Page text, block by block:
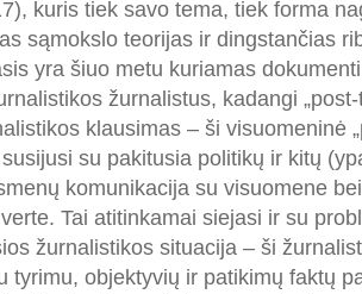
kuris tiek savo tema, tiek forma
sąmokslo teorijas ir dingstančias
yra šiuo metu kuriamas
žurnalistus, kadangi
klausimas – ši visuomeninė
su pakitusia politikų ir kitų
komunikacija su visuomene
Tai atitinkamai siejasi ir su
žurnalistikos situacija – ši
tyrimu, objektyvių ir patikimų faktų